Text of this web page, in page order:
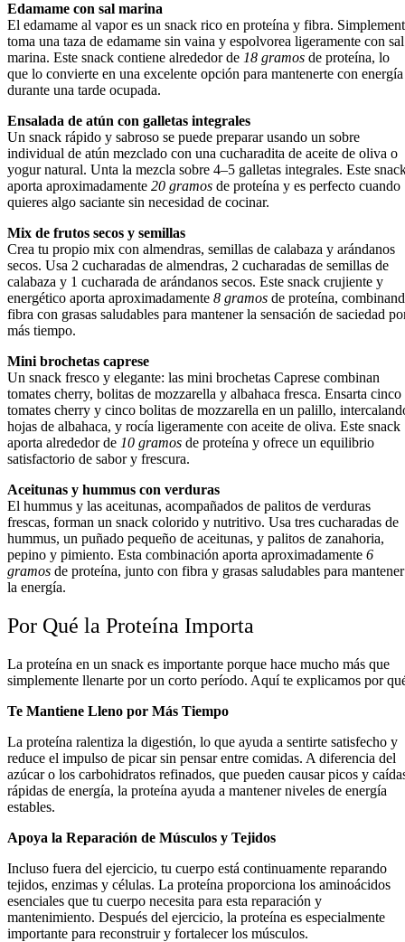
Edamame con sal marina
El edamame al vapor es un snack rico en proteína y fibra.
toma una taza de edamame sin vaina y espolvorea ligeramente con sal
marina. Este snack contiene alrededor de 18 gramos de proteína, lo
que lo convierte en una excelente opción para mantenerte con energía
durante una tarde ocupada.
Ensalada de atún con galletas integrales
Un snack rápido y sabroso se puede preparar usando un sobre
individual de atún mezclado con una cucharadita de aceite de oliva o
yogur natural. Unta la mezcla sobre 4–5 galletas integrales. Este
aporta aproximadamente 20 gramos de proteína y es perfecto cuando
quieres algo saciante sin necesidad de cocinar.
Mix de frutos secos y semillas
Crea tu propio mix con almendras, semillas de calabaza y arándanos
secos. Usa 2 cucharadas de almendras, 2 cucharadas de semillas de
calabaza y 1 cucharada de arándanos secos. Este snack crujiente y
energético aporta aproximadamente 8 gramos de proteína,
fibra con grasas saludables para mantener la sensación de saciedad
más tiempo.
Mini brochetas caprese
Un snack fresco y elegante: las mini brochetas Caprese combinan
tomates cherry, bolitas de mozzarella y albahaca fresca. Ensarta cinco
tomates cherry y cinco bolitas de mozzarella en un palillo,
hojas de albahaca, y rocía ligeramente con aceite de oliva. Este snack
aporta alrededor de 10 gramos de proteína y ofrece un equilibrio
satisfactorio de sabor y frescura.
Aceitunas y hummus con verduras
El hummus y las aceitunas, acompañados de palitos de verduras
frescas, forman un snack colorido y nutritivo. Usa tres cucharadas de
hummus, un puñado pequeño de aceitunas, y palitos de zanahoria,
pepino y pimiento. Esta combinación aporta aproximadamente 6
gramos de proteína, junto con fibra y grasas saludables para mantener
la energía.
Por Qué la Proteína Importa
La proteína en un snack es importante porque hace mucho más que
simplemente llenarte por un corto período. Aquí te explicamos por
Te Mantiene Lleno por Más Tiempo
La proteína ralentiza la digestión, lo que ayuda a sentirte satisfecho y
reduce el impulso de picar sin pensar entre comidas. A diferencia del
azúcar o los carbohidratos refinados, que pueden causar picos y
rápidas de energía, la proteína ayuda a mantener niveles de energía
estables.
Apoya la Reparación de Músculos y Tejidos
Incluso fuera del ejercicio, tu cuerpo está continuamente reparando
tejidos, enzimas y células. La proteína proporciona los aminoácidos
esenciales que tu cuerpo necesita para esta reparación y
mantenimiento. Después del ejercicio, la proteína es especialmente
importante para reconstruir y fortalecer los músculos.